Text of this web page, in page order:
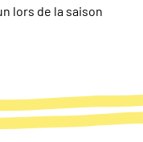
lors de la saison